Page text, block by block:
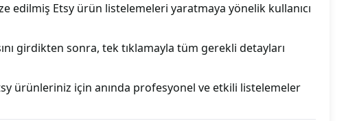
edilmiş Etsy ürün listelemeleri yaratmaya yönelik kullanıcı
girdikten sonra, tek tıklamayla tüm gerekli detayları
ürünleriniz için anında profesyonel ve etkili listelemeler